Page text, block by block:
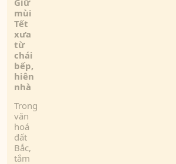
mùi
Tết
xưa
từ
chái
bếp,
hiên
nhà
Trong
văn
hoá
đất
Bắc,
tắm